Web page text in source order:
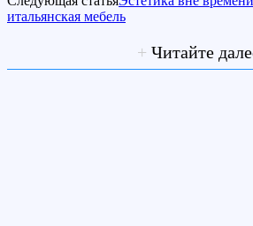
итальянская мебель
+ Читайте